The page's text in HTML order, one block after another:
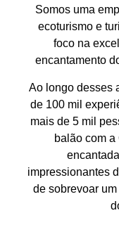
Somos uma
ecoturismo e
foco na
encantamento
Ao longo desses
de 100 mil
mais de 5 mil
balão com
impressionantes
de sobrevoar